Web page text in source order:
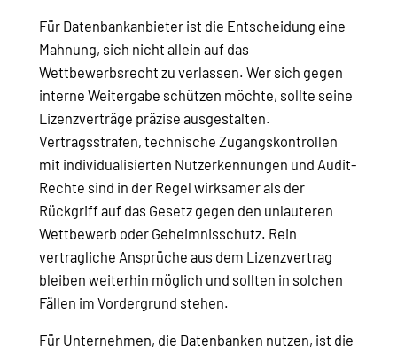
Für Datenbankanbieter ist die Entscheidung eine
Mahnung, sich nicht allein auf das
Wettbewerbsrecht zu verlassen. Wer sich gegen
interne Weitergabe schützen möchte, sollte seine
Lizenzverträge präzise ausgestalten.
Vertragsstrafen, technische Zugangskontrollen
mit individualisierten Nutzerkennungen und Audit-
Rechte sind in der Regel wirksamer als der
Rückgriff auf das Gesetz gegen den unlauteren
Wettbewerb oder Geheimnisschutz. Rein
vertragliche Ansprüche aus dem Lizenzvertrag
bleiben weiterhin möglich und sollten in solchen
Fällen im Vordergrund stehen.
Für Unternehmen, die Datenbanken nutzen, ist die